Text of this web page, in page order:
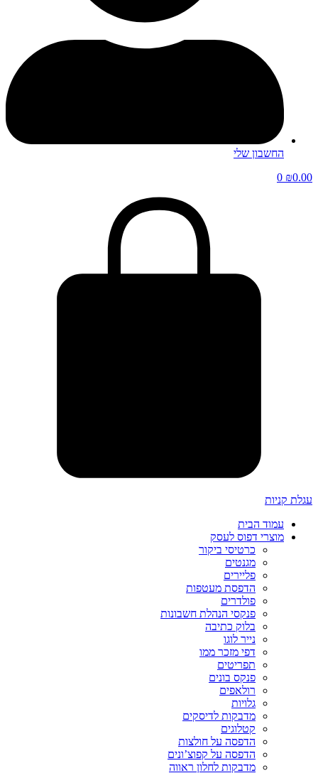
החשבון שלי
₪0.00
0
עגלת קניות
עמוד הבית
מוצרי דפוס לעסק
כרטיסי ביקור
מגנטים
פליירים
הדפסת מעטפות
פולדרים
פנקסי הנהלת חשבונות
בלוק כתיבה
נייר לוגו
דפי מזכר ממו
תפריטים
פנקס בונים
רולאפים
גלויות
מדבקות לדיסקים
קטלוגים
הדפסה על חולצות
הדפסה על קפוצ’ונים
מדבקות לחלון ראווה